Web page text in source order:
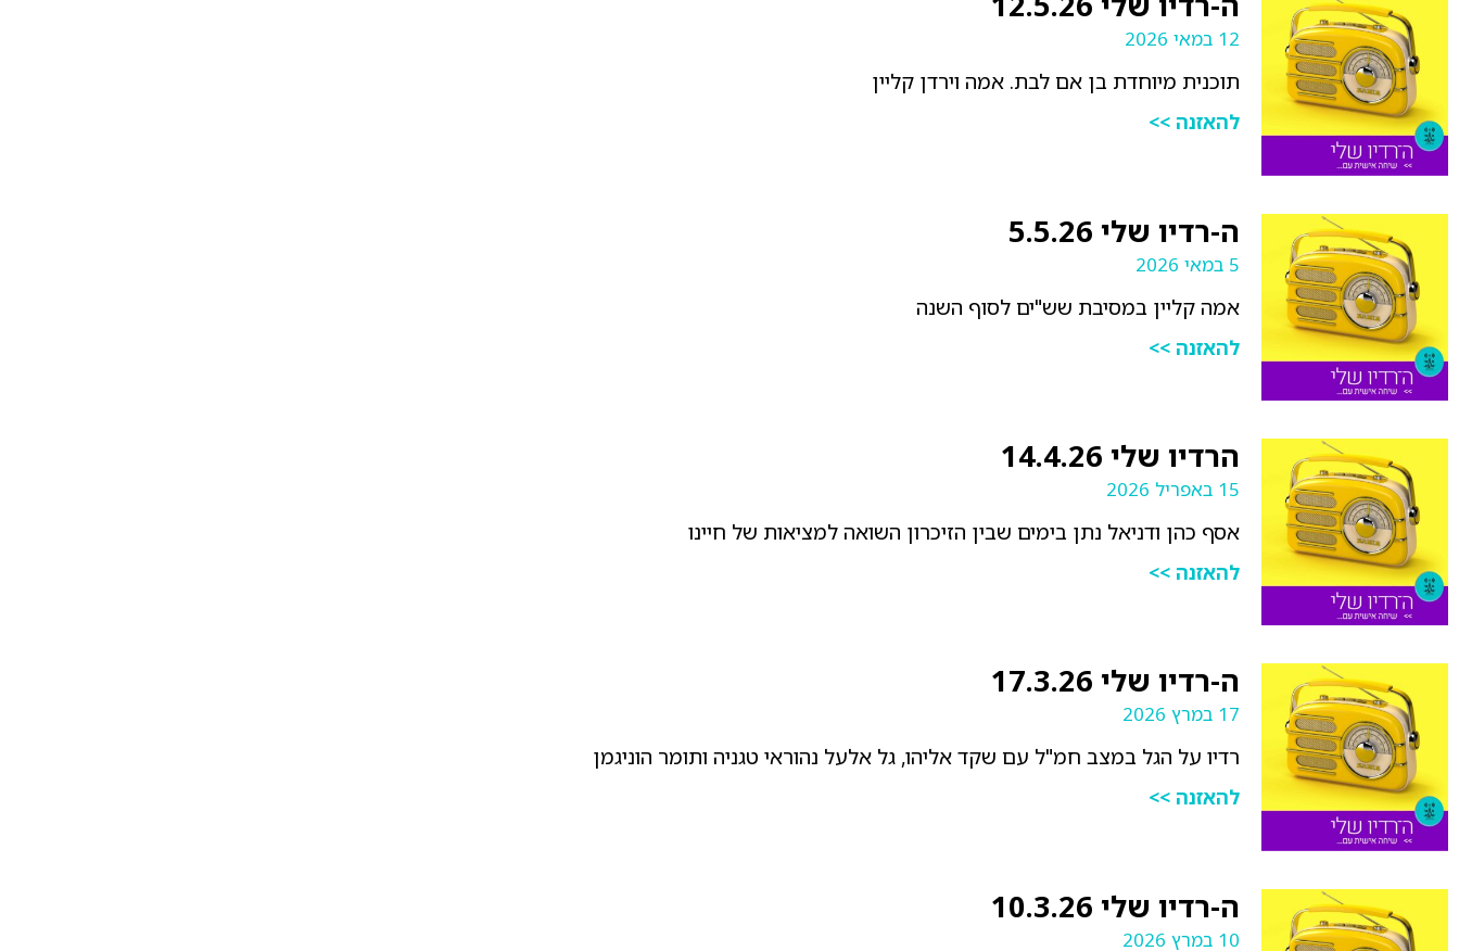
12 במאי 2026
תוכנית מיוחדת בן אם לבת. אמה וירדן קליין
להאזנה >>
ה-רדיו שלי 5.5.26
5 במאי 2026
אמה קליין במסיבת שש"ים לסוף השנה
להאזנה >>
הרדיו שלי 14.4.26
15 באפריל 2026
אסף כהן ודניאל נתן בימים שבין הזיכרון השואה למציאות של חיינו
להאזנה >>
ה-רדיו שלי 17.3.26
17 במרץ 2026
רדיו על הגל במצב חמ"ל עם שקד אליהו, גל אלעל נהוראי טגניה ותומר הוניגמן
להאזנה >>
ה-רדיו שלי 10.3.26
10 במרץ 2026